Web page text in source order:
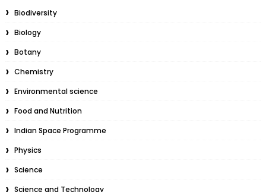
Biodiversity
Biology
Botany
Chemistry
Environmental science
Food and Nutrition
Indian Space Programme
Physics
Science
Science and Technology